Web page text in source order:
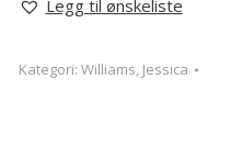
Legg til ønskeliste
Kategori: Williams, Jessica